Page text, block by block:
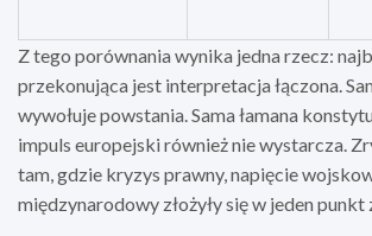
Z tego porównania wynika jedna rzecz:
przekonująca jest interpretacja łączona.
wywołuje powstania. Sama łamana
impuls europejski również nie wystarcza.
tam, gdzie kryzys prawny, napięcie
międzynarodowy złożyły się w jeden punkt